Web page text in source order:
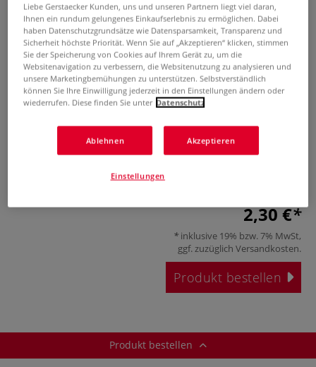
edding® 1255 Kalligrafiestift -
Einzelstifte
0 Bewertungen
2,30 €
inklusive 19% bzw. 7% MwSt,
ggf. zuzüglich Versandkosten.
Produkt bestellen
Produkt bestellen
Liebe Gerstaecker Kunden, uns und unseren Partnern liegt viel daran,
Ihnen ein rundum gelungenes Einkaufserlebnis zu ermöglichen. Dabei
haben Datenschutzgrundsätze wie Datensparsamkeit, Transparenz und
Sicherheit höchste Priorität. Wenn Sie auf „Akzeptieren“ klicken, stimmen
Sie der Speicherung von Cookies auf Ihrem Gerät zu, um die
Websitenavigation zu verbessern, die Websitenutzung zu analysieren und
unsere Marketingbemühungen zu unterstützen. Selbstverständlich
können Sie Ihre Einwilligung jederzeit in den Einstellungen ändern oder
wiederrufen. Diese finden Sie unter Datenschutz
Ablehnen Akzeptieren
Einstellungen